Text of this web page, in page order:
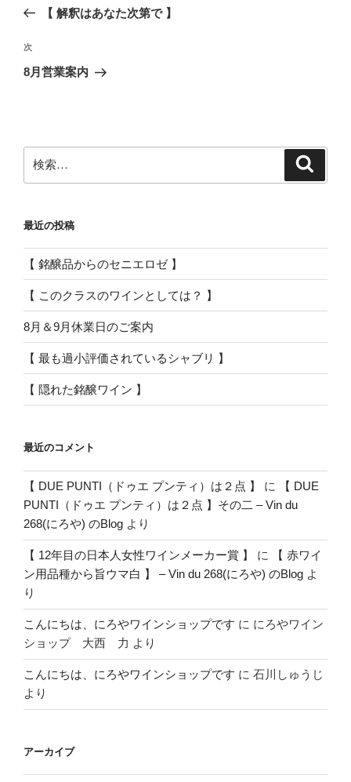
ビ
ゲ
ン
の
稿
【 解釈はあなた次第で 】
次
の
次
8月営業案内
索:
最近の投稿
【 銘醸品からのセニエロゼ 】
【 このクラスのワインとしては？ 】
8月＆9月休業日のご案内
【 最も過小評価されているシャブリ 】
【 隠れた銘醸ワイン 】
最近のコメント
【 DUE PUNTI（ドゥエ プンティ）は２点 】 に
【 DUE
PUNTI（ドゥエ プンティ）は２点 】その二 – Vin du
268(にろや) のBlog より
【 12年目の日本人女性ワインメーカー賞 】 に
【 赤ワイ
ン用品種から旨ウマ白 】 – Vin du 268(にろや) のBlog よ
り
こんにちは、にろやワインショップです に にろやワイン
ショップ 大西 力 より
こんにちは、にろやワインショップです に 石川しゅうじ
より
アーカイブ